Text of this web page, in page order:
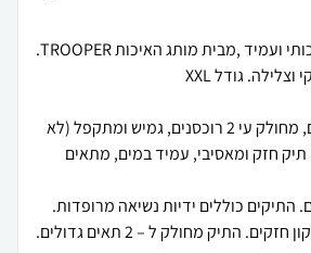
תיק נסיעות על גלגלים, מחולק עי 2 רוכסנים, גמיש ומתקפל (לא
חזק ומאסיבי, עמיד במים, מתאים
התיקים כוללים ידיות נשיאה מרופדות.